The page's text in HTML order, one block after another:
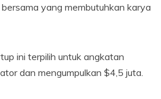
yang membutuhkan karya
ini terpilih untuk angkatan
dan mengumpulkan $4,5 juta.